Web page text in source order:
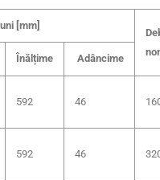
[mm]
Înălțime Adâncime
592 46
592 46